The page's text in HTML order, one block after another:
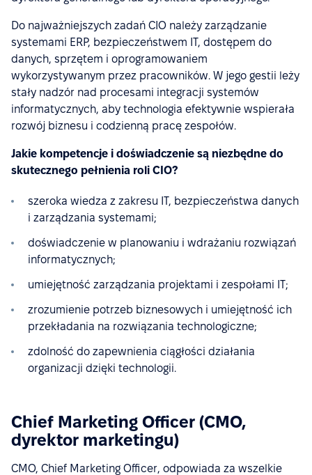
Do najważniejszych zadań CIO należy zarządzanie
systemami ERP, bezpieczeństwem IT, dostępem do
danych, sprzętem i oprogramowaniem
wykorzystywanym przez pracowników. W jego gestii leży
stały nadzór nad procesami integracji systemów
informatycznych, aby technologia efektywnie wspierała
rozwój biznesu i codzienną pracę zespołów.
Jakie kompetencje i doświadczenie są niezbędne do
skutecznego pełnienia roli CIO?
szeroka wiedza z zakresu IT, bezpieczeństwa danych
i zarządzania systemami;
doświadczenie w planowaniu i wdrażaniu rozwiązań
informatycznych;
umiejętność zarządzania projektami i zespołami IT;
zrozumienie potrzeb biznesowych i umiejętność ich
przekładania na rozwiązania technologiczne;
zdolność do zapewnienia ciągłości działania
organizacji dzięki technologii.
Chief Marketing Officer (CMO,
dyrektor marketingu)
CMO, Chief Marketing Officer, odpowiada za wszelkie